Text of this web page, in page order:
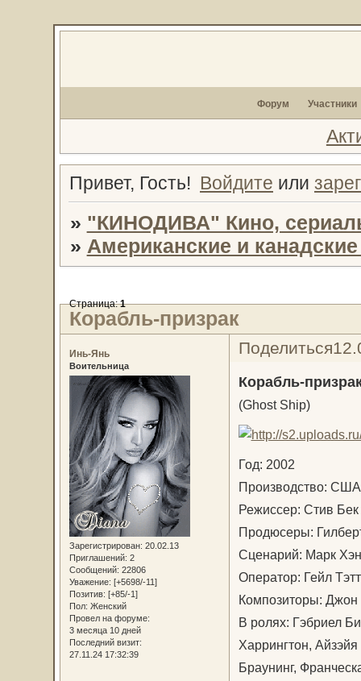
Форум Участники
Привет, Гость! Войдите или
» "КИНОДИВА" Кино,
» Американские и
Корабль-призрак
Страница:1
Поделиться
Инь-Янь
Воительница
Зарегистрирован: 20.02.13
Приглашений: 2
Сообщений: 22806
Уважение: [+5698/-11]
Позитив: [+85/-1]
Пол: Женский
Провел на форуме:
3 месяца 10 дней
Последний визит:
27.11.24 17:32:39
Корабль-
(Ghost Ship)
Год: 2002
Производство:
Режиссер: Стив
Продюсеры:
Сценарий: Марк
Оператор: Гейл
Композиторы:
В ролях: Гэбриел
Харрингтон,
Браунинг,